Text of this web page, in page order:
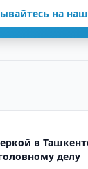
на
в
делу